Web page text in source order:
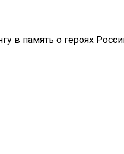
в память о героях